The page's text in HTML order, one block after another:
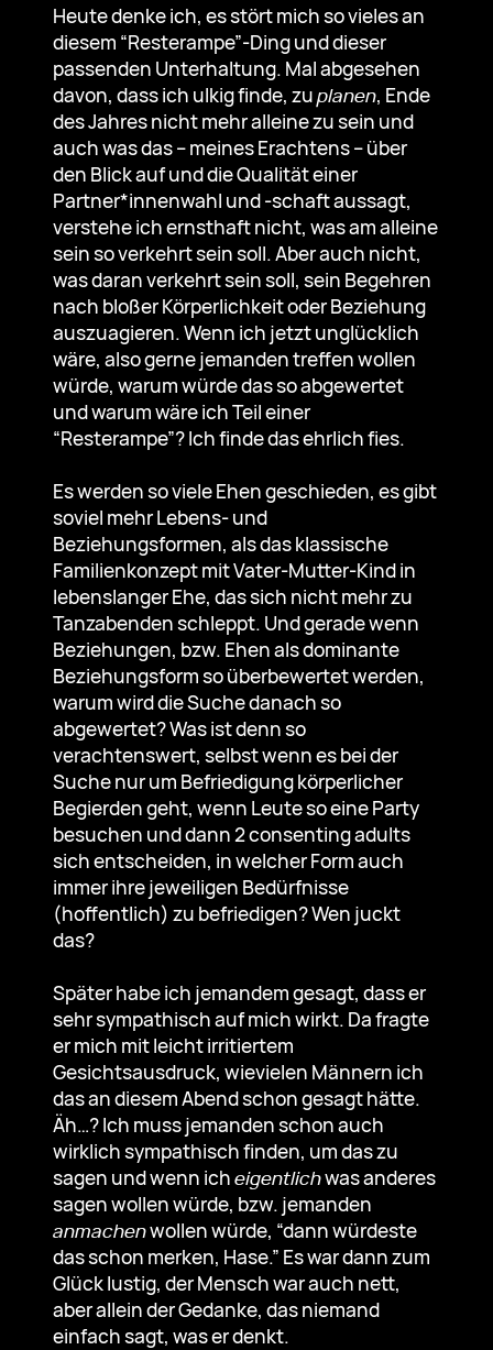
Heute denke ich, es stört mich so vieles an
diesem “Resterampe”-Ding und dieser
passenden Unterhaltung. Mal abgesehen
davon, dass ich ulkig finde, zuplanen, Ende
des Jahres nicht mehr alleine zu sein und
auch was das – meines Erachtens – über
den Blick auf und die Qualität einer
Partner*innenwahl und -schaft aussagt,
verstehe ich ernsthaft nicht, was am alleine
sein so verkehrt sein soll. Aber auch nicht,
was daran verkehrt sein soll, sein Begehren
nach bloßer Körperlichkeit oder Beziehung
auszuagieren. Wenn ich jetzt unglücklich
wäre, also gerne jemanden treffen wollen
würde, warum würde das so abgewertet
und warum wäre ich Teil einer
“Resterampe”? Ich finde das ehrlich fies.
Es werden so viele Ehen geschieden, es gibt
soviel mehr Lebens- und
Beziehungsformen, als das klassische
Familienkonzept mit Vater-Mutter-Kind in
lebenslanger Ehe, das sich nicht mehr zu
Tanzabenden schleppt. Und gerade wenn
Beziehungen, bzw. Ehen als dominante
Beziehungsform so überbewertet werden,
warum wird die Suche danach so
abgewertet? Was ist denn so
verachtenswert, selbst wenn es bei der
Suche nur um Befriedigung körperlicher
Begierden geht, wenn Leute so eine Party
besuchen und dann 2 consenting adults
sich entscheiden, in welcher Form auch
immer ihre jeweiligen Bedürfnisse
(hoffentlich) zu befriedigen? Wen juckt
das?
Später habe ich jemandem gesagt, dass er
sehr sympathisch auf mich wirkt. Da fragte
er mich mit leicht irritiertem
Gesichtsausdruck, wievielen Männern ich
das an diesem Abend schon gesagt hätte.
Äh…? Ich muss jemanden schon auch
wirklich sympathisch finden, um das zu
sagen und wenn icheigentlichwas anderes
sagen wollen würde, bzw. jemanden
anmachenwollen würde, “dann würdeste
das schon merken, Hase.” Es war dann zum
Glück lustig, der Mensch war auch nett,
aber allein der Gedanke, das niemand
einfach sagt, was er denkt.